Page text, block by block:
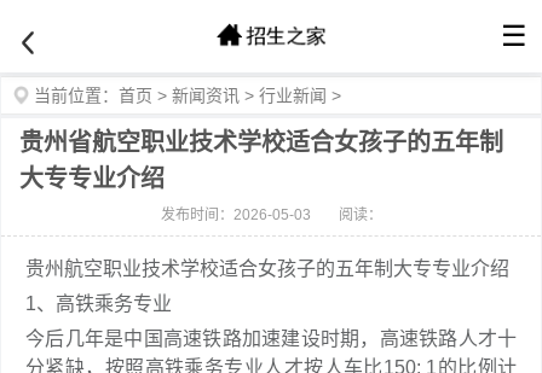
☰
当前位置： 首页 > 新闻资讯 > 行业新闻 >
贵州省航空职业技术学校适合女孩子的五年制
大专专业介绍
发布时间：2026-05-03 阅读：
贵州航空职业技术学校适合女孩子的五年制大专专业介绍
1、高铁乘务专业
今后几年是中国高速铁路加速建设时期，高速铁路人才十
分紧缺，按照高铁乘务专业人才按人车比150: 1的比例计